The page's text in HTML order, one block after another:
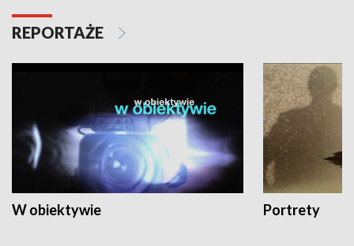
REPORTAŻE
W obiektywie Portrety